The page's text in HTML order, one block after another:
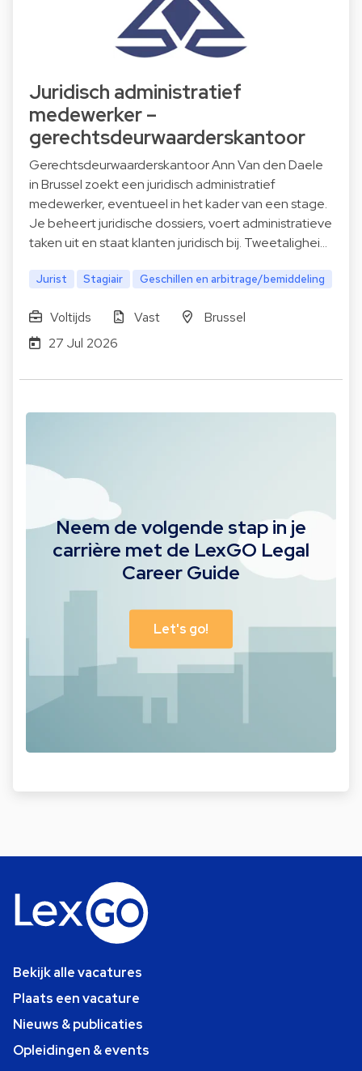
Juridisch administratief
medewerker –
gerechtsdeurwaarderskantoor
Gerechtsdeurwaarderskantoor Ann Van den Daele
in Brussel zoekt een juridisch administratief
medewerker, eventueel in het kader van een stage.
Je beheert juridische dossiers, voert administratieve
taken uit en staat klanten juridisch bij. Tweetalighei…
Jurist Stagiair Geschillen en arbitrage/bemiddeling
Voltijds Vast
Brussel
27 Jul 2026
Neem de volgende stap in je
carrière met de LexGO Legal
Career Guide
Let's go!
Bekijk alle vacatures
Plaats een vacature
Nieuws & publicaties
Opleidingen & events